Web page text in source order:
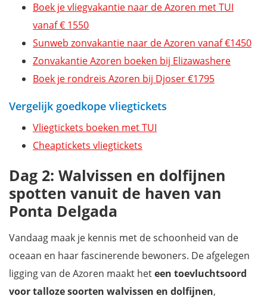
Boek je vliegvakantie naar de Azoren met TUI
vanaf € 1550
Sunweb zonvakantie naar de Azoren vanaf €1450
Zonvakantie Azoren boeken bij Elizawashere
Boek je rondreis Azoren bij Djoser €1795
Vergelijk goedkope vliegtickets
Vliegtickets boeken met TUI
Cheaptickets vliegtickets
Dag 2: Walvissen en dolfijnen
spotten vanuit de haven van
Ponta Delgada
Vandaag maak je kennis met de schoonheid van de
oceaan en haar fascinerende bewoners. De afgelegen
ligging van de Azoren maakt heteen toevluchtsoord
voor talloze soorten walvissen en dolfijnen,